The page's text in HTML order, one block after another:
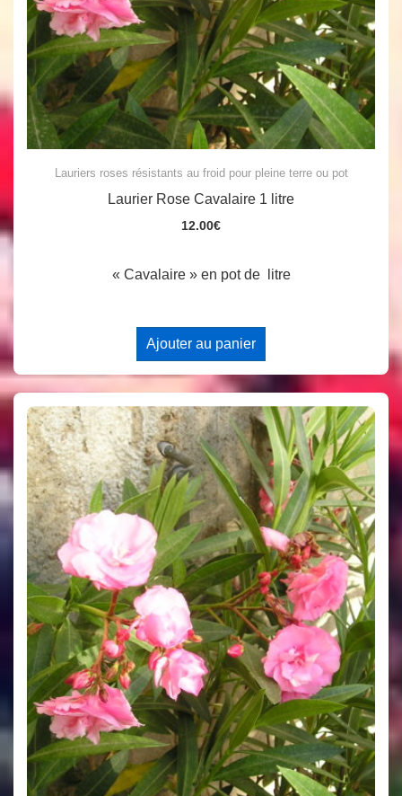
Lauriers roses résistants au froid pour pleine terre ou pot
Laurier Rose Cavalaire 1 litre
12.00€
« Cavalaire » en pot de litre
Ajouter au panier